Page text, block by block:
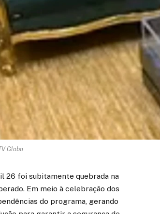
Globo
26 foi subitamente quebrada na
Em meio à celebração dos
do programa, gerando